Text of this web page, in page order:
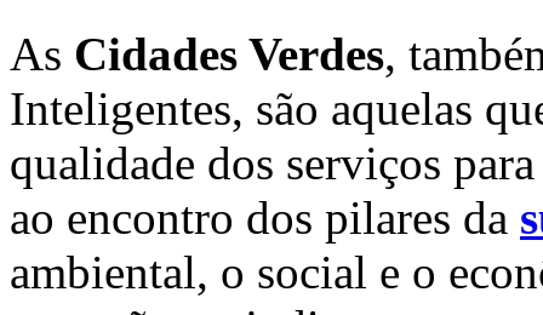
As Cidades Verdes,
Inteligentes, são aquelas
qualidade dos serviços
ao encontro dos pilares da
ambiental, o social e o